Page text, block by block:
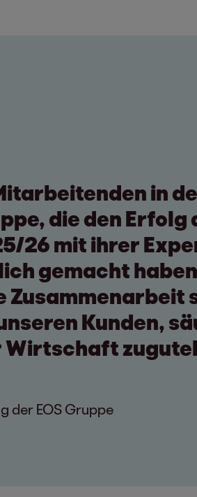
in
die den Erfolg
26 mit ihrer
gemacht
Zusammenarbeit
Kunden,
Wirtschaft
der EOS Gruppe